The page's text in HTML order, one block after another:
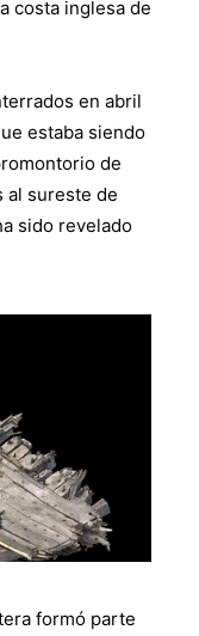
costa inglesa de
en abril
estaba siendo
de
al sureste de
sido revelado
formó parte